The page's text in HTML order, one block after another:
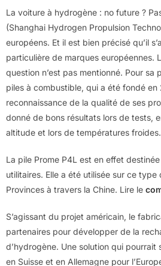
La voiture à hydrogène : no future ?
(Shanghai Hydrogen Propulsion
européens. Et il est bien précisé qu’il
particulière de marques européennes.
question n’est pas mentionné. Pour sa
piles à combustible, qui a été fondé en
reconnaissance de la qualité de ses
donné de bons résultats lors de tests,
altitude et lors de températures froides.
La pile Prome P4L est en effet
utilitaires. Elle a été utilisée sur ce type
Provinces à travers la Chine. Lire le
S’agissant du projet américain, le
partenaires pour développer de la
d’hydrogène. Une solution qui
en Suisse et en Allemagne pour